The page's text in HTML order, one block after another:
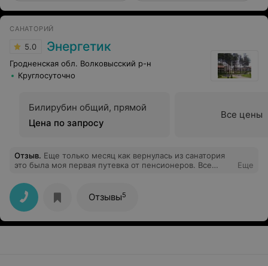
САНАТОРИЙ
5.0 Энергетик
Гродненская обл. Волковысский р-н
Круглосуточно
Билирубин общий, прямой
Цена по запросу
Все цены
Отзыв. Еще только месяц как вернулась из санатория
это была моя первая путевка от пенсионеров. Все
питание.лечение, отдых великолепный. Встретили
Масленицу и 8 Марта на ура! Хочется обратно в
санаторий!
Еще
Отзывы5